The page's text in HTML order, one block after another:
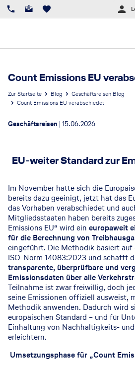
Count Emissions EU
Zur Startseite Blog
Geschäftsreisen Blog
Count Emissions EU verabschiedet
Geschäftsreisen | 15.06.2026
EU-weiter Standard zur
Im November hatte sich die
bereits dazu geeinigt, jetzt hat das
das Vorhaben verabschiedet und
Mitgliedsstaaten haben bereits
Emissions EU“ wird ein europaweit
für die Berechnung von
eingeführt. Die Methodik basiert
ISO-Norm 14083:2023 und schafft
transparente, überprüfbare und
Emissionsdaten über alle
Teilnahme ist zwar freiwillig, doch
seine Emissionen offiziell ausweist,
Methodik anwenden. Dadurch wird
europäischen Standard – und für
Einhaltung von Nachhaltigkeits-
erleichtern.
Umsetzungsphase für „Count